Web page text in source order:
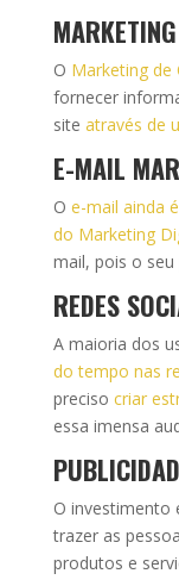
O Marketing de
fornecer
site através de
E-MAIL
O e-mail ainda
do Marketing
mail, pois o
REDES
A maioria dos
do tempo nas
preciso criar
essa imensa
O investimento
trazer as
produtos e